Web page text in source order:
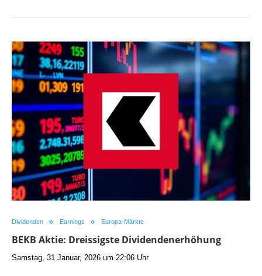
Dividenden Earnings Europa-Märkte
BEKB Aktie: Dreissigste Dividendenerhöhung
Samstag, 31 Januar, 2026 um 22:06 Uhr